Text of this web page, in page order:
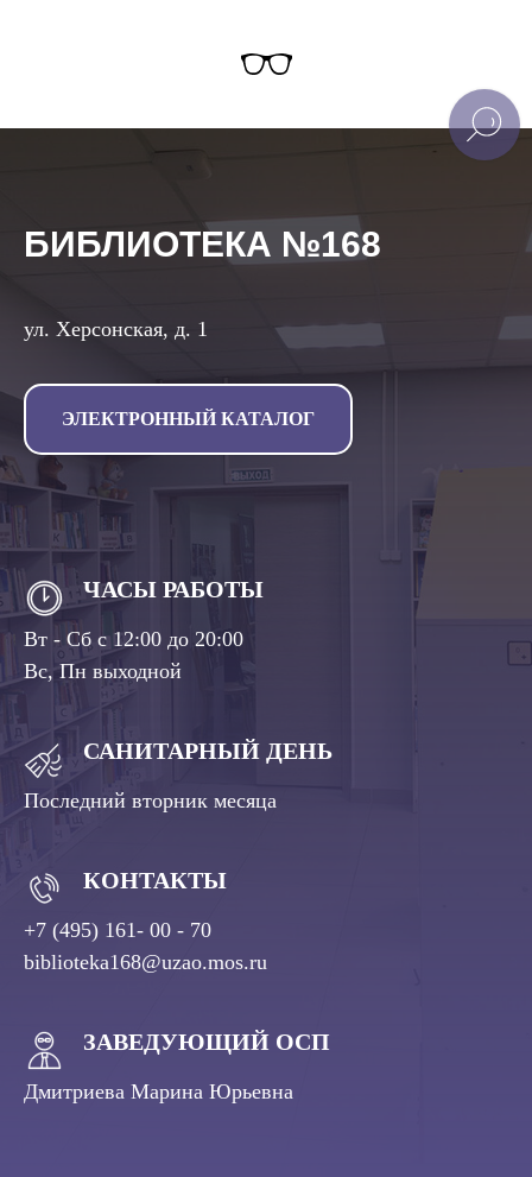
БИБЛИОТЕКА №168
ул. Херсонская, д. 1
ЭЛЕКТРОННЫЙ КАТАЛОГ
ЧАСЫ РАБОТЫ
Вт - Сб с 12:00 до 20:00
Вс, Пн выходной
САНИТАРНЫЙ ДЕНЬ
Последний вторник месяца
КОНТАКТЫ
+7 (495) 161- 00 - 70
biblioteka168@uzao.mos.ru
ЗАВЕДУЮЩИЙ ОСП
Дмитриева Марина Юрьевна